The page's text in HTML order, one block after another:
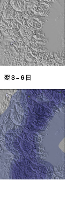
翌３−６日